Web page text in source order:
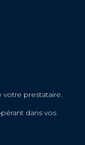
prestataire.
dans vos